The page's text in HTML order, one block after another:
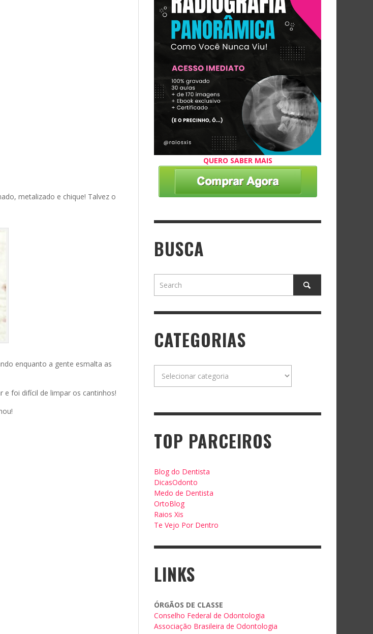
metalizado e chique! Talvez o
enquanto a gente esmalta as
e foi difícil de limpar os cantinhos!
QUERO SABER MAIS
BUSCA
CATEGORIAS
TOP PARCEIROS
Blog do Dentista
DicasOdonto
Medo de Dentista
OrtoBlog
Raios Xis
Te Vejo Por Dentro
LINKS
ÓRGÃOS DE CLASSE
Conselho Federal de Odontologia
Associação Brasileira de Odontologia